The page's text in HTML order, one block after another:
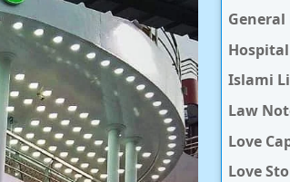
Hospital
Islami
Law
Love
Love